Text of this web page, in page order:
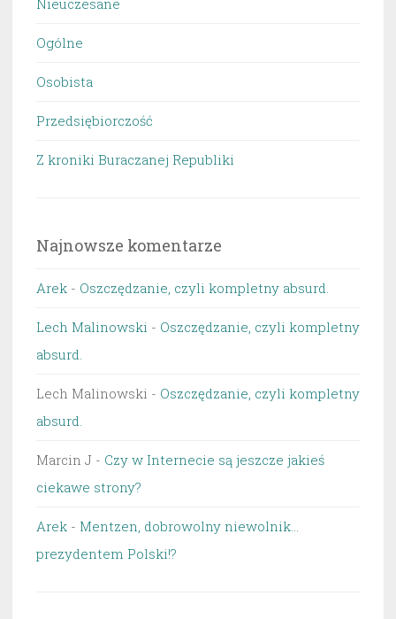
Ogólne
Osobista
Przedsiębiorczość
Z kroniki Buraczanej Republiki
Najnowsze komentarze
Arek - Oszczędzanie, czyli kompletny absurd.
Lech Malinowski - Oszczędzanie, czyli kompletny
absurd.
Lech Malinowski - Oszczędzanie, czyli kompletny
absurd.
Marcin J - Czy w Internecie są jeszcze jakieś
ciekawe strony?
Arek - Mentzen, dobrowolny niewolnik…
prezydentem Polski!?